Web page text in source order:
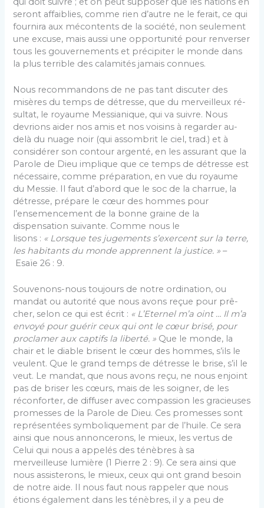
seront affaiblies, comme rien d’autre ne le ferait, ce qui
fournira aux mécontents de la société, non seulement
une excuse, mais aussi une opportunité pour renverser
tous les gouvernements et précipiter le monde dans
la plus terrible des calamités jamais connues.
Nous recommandons de ne pas tant discuter des
misères du temps de détresse, que du merveilleux ré­
sultat, le royaume Messianique, qui va suivre. Nous
devrions aider nos amis et nos voisins à regarder au-
delà du nuage noir (qui assombrit le ciel, trad.) et à
considérer son contour argenté, en les assurant que la
Parole de Dieu implique que ce temps de détresse est
nécessaire, comme préparation, en vue du royaume
du Messie. Il faut d’abord que le soc de la charrue, la
détresse, prépare le cœur des hommes pour
l’ensemencement de la bonne graine de la
dispensation suivante. Comme nous le
lisons : « Lorsque tes jugements s’exercent sur la terre,
les habitants du monde apprennent la justice. » –
Esaïe 26 : 9.
Souvenons-nous toujours de notre ordination, ou
mandat ou autorité que nous avons reçue pour prê­
cher, selon ce qui est écrit : « L’Eternel m’a oint … Il m’a
envoyé pour guérir ceux qui ont le cœur brisé, pour
proclamer aux captifs la liberté. » Que le monde, la
chair et le diable brisent le cœur des hommes, s’ils le
veulent. Que le grand temps de détresse le brise, s’il le
veut. Le mandat, que nous avons reçu, ne nous en­joint
pas de briser les cœurs, mais de les soigner, de les
réconforter, de diffuser avec compassion les gra­cieuses
promesses de la Parole de Dieu. Ces pro­messes sont
représentées symboliquement par de l’huile. Ce sera
ainsi que nous annoncerons, le mieux, les vertus de
Celui qui nous a appelés des ténèbres à sa
merveilleuse lumière (1 Pierre 2 : 9). Ce sera ainsi que
nous assisterons, le mieux, ceux qui ont grand besoin
de notre aide. Il nous faut nous rappeler que nous
étions également dans les ténèbres, il y a peu de